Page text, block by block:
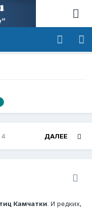
ДАЛЕЕ
4
Камчатки. И редких,